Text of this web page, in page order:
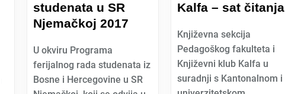
studenata u SR
Njemačkoj 2017
U okviru Programa
ferijalnog rada studenata iz
Bosne i Hercegovine u SR
Kalfa – sat čitanja
Književna sekcija
Pedagoškog fakulteta i
Književni klub Kalfa u
suradnji s Kantonalnom i